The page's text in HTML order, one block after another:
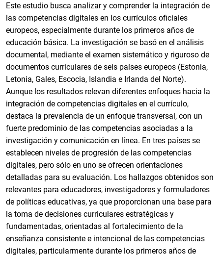
Este estudio busca analizar y comprender la integración de
las competencias digitales en los currículos oficiales
europeos, especialmente durante los primeros años de
educación básica. La investigación se basó en el análisis
documental, mediante el examen sistemático y riguroso de
documentos curriculares de seis países europeos (Estonia,
Letonia, Gales, Escocia, Islandia e Irlanda del Norte).
Aunque los resultados relevan diferentes enfoques hacia la
integración de competencias digitales en el currículo,
destaca la prevalencia de un enfoque transversal, con un
fuerte predominio de las competencias asociadas a la
investigación y comunicación en línea. En tres países se
establecen niveles de progresión de las competencias
digitales, pero sólo en uno se ofrecen orientaciones
detalladas para su evaluación. Los hallazgos obtenidos son
relevantes para educadores, investigadores y formuladores
de políticas educativas, ya que proporcionan una base para
la toma de decisiones curriculares estratégicas y
fundamentadas, orientadas al fortalecimiento de la
enseñanza consistente e intencional de las competencias
digitales, particularmente durante los primeros años de